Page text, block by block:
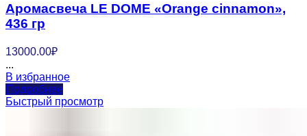
Аромасвеча LE DOME «Orange cinnamon»,
436 гр
13000.00₽
...
В избранное
Подробнее
Быстрый просмотр